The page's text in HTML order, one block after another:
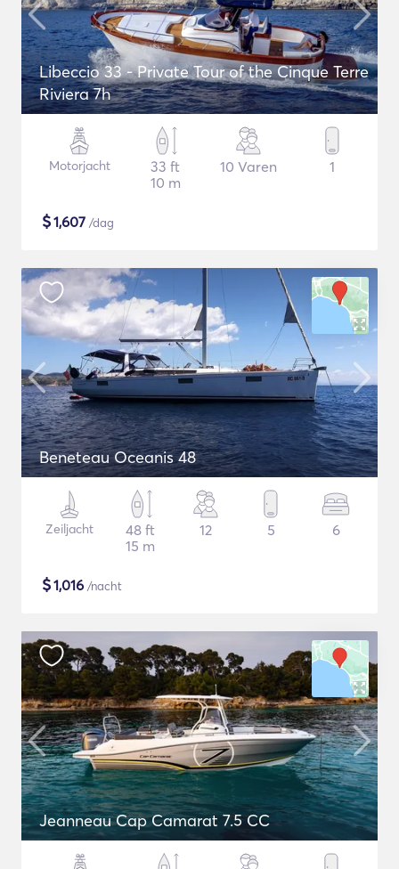
Libeccio 33 - Private Tour of the Cinque Terre
Riviera 7h
Motorjacht
33 ft
10 m
10 Varen 1
$1,607 /dag
Beneteau Oceanis 48
Zeiljacht
48 ft
15 m
12 5 6
$1,016 /nacht
Jeanneau Cap Camarat 7.5 CC